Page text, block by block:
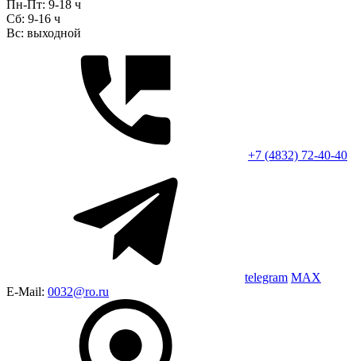
Пн-Пт: 9-18 ч
Сб: 9-16 ч
Вс: выходной
+7 (4832) 72-40-40
telegram MAX
E-Mail: 0032@ro.ru